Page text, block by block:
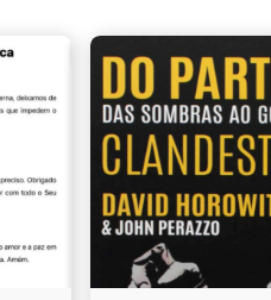
Continue
reading
Partido
Das